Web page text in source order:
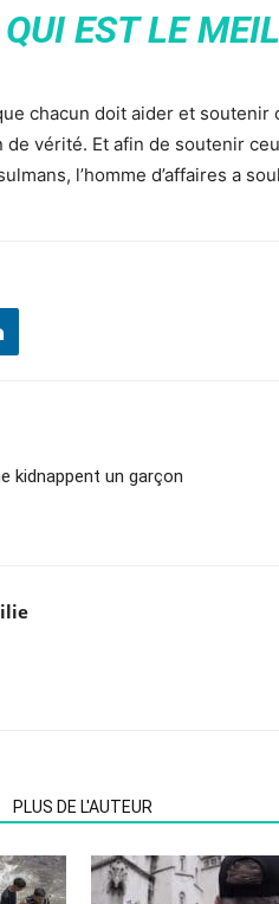
EST LE
chacun doit aider et soutenir
de vérité. Et afin de soutenir
l’homme d’affaires a
kidnappent un garçon
PLUS DE L'AUTEUR